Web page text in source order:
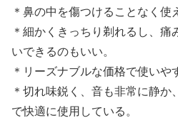
＊鼻の中を傷つけることなく使
＊細かくきっちり剃れるし、
いできるのもいい。
＊リーズナブルな価格で使いや
＊切れ味鋭く、音も非常に静か
で快適に使用している。